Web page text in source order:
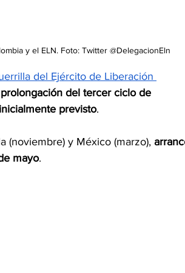
y el ELN. Foto: Twitter @DelegacionEln
del Ejército de Liberación
del tercer ciclo de
previsto.
(noviembre) y México (marzo),
mayo.